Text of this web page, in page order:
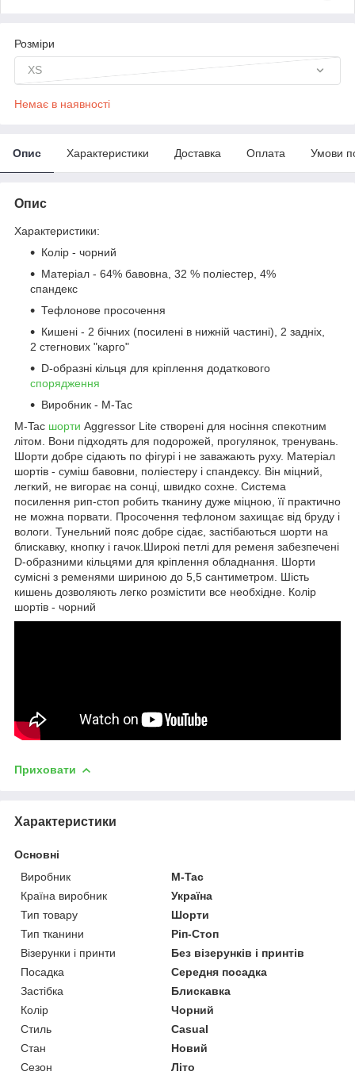
Розміри
XS
Немає в наявності
Опис Характеристики Доставка Оплата Умови
Опис
Характеристики:
Колір - чорний
Матеріал - 64% бавовна, 32 % поліестер, 4%
спандекс
Тефлонове просочення
Кишені - 2 бічних (посилені в нижній частині), 2 задніх,
2 стегнових "карго"
D-образні кільця для кріплення додаткового
спорядження
Виробник - M-Tac
M-Tac шорти Aggressor Lite створені для носіння спекотним
літом. Вони підходять для подорожей, прогулянок, тренувань.
Шорти добре сідають по фігурі і не заважають руху. Матеріал
шортів - суміш бавовни, поліестеру і спандексу. Він міцний,
легкий, не вигорає на сонці, швидко сохне. Система
посилення рип-стоп робить тканину дуже міцною, її практично
не можна порвати. Просочення тефлоном захищає від бруду і
вологи. Тунельний пояс добре сідає, застібаються шорти на
блискавку, кнопку і гачок.Широкі петлі для ременя забезпечені
D-образними кільцями для кріплення обладнання. Шорти
сумісні з ременями шириною до 5,5 сантиметром. Шість
кишень дозволяють легко розмістити все необхідне. Колір
шортів - чорний
Приховати
Характеристики
Основні
Виробник
M-Tac
Країна виробник
Україна
Тип товару
Шорти
Тип тканини
Ріп-Стоп
Візерунки і принти
Без візерунків і принтів
Посадка
Середня посадка
Застібка
Блискавка
Колір
Чорний
Стиль
Casual
Стан
Новий
Сезон
Літо